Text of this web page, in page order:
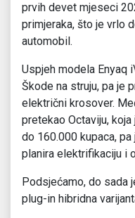
prvih devet mjeseci
primjeraka, što je vrlo
automobil.
Uspjeh modela Enyaq
Škode na struju, pa je
električni krosover.
pretekao Octaviju,
do 160.000 kupaca,
planira elektrifikaciju i
Podsjećamo, do sada
plug-in hibridna